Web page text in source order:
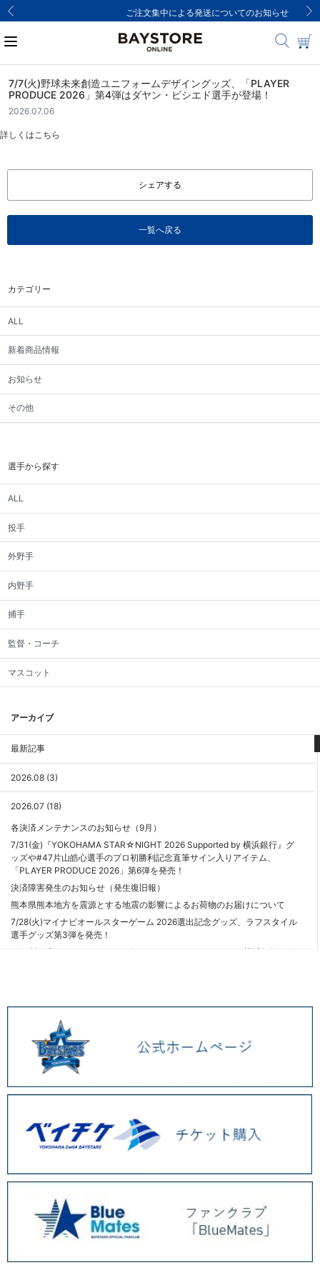
ご注文集中による発送についてのお知らせ
カテゴリー
ALL
新着商品情報
お知らせ
その他
選手から探す
ALL
投手
外野手
内野手
捕手
監督・コーチ
マスコット
アーカイブ
最新記事
2026.08 (3)
2026.07 (18)
各決済メンテナンスのお知らせ（9月）
7/31(金)『YOKOHAMA STAR☆NIGHT 2026 Supported by 横浜銀行』グ
ッズや#47片山皓心選手のプロ初勝利記念直筆サイン入りアイテム、
「PLAYER PRODUCE 2026」第6弾を発売！
決済障害発生のお知らせ（発生復旧報）
熊本県熊本地方を震源とする地震の影響によるお荷物のお届けについて
7/28(火)マイナビオールスターゲーム 2026選出記念グッズ、ラフスタイル
選手グッズ第3弾を発売！
7/24(金)『YOKOHAMA STAR☆NIGHT 2026 Supported by 横浜銀行』グ
ラボグッズ発売！
決済障害発生のお知らせ（発生復旧報）
決済障害発生のお知らせ（発生復旧報）
決済障害発生のお知らせ（発生復旧報）
7/14(火)『YOKOHAMA STAR☆NIGHT 2026 Supported by 横浜銀行』レ
決済障害発生のお知らせ（発生復旧報）
7/14(火)〜7/27(月)BAYSTORE ONLINEにてアウトレット販売を実施！
2026」第4弾はダヤン・ビシエド選手が登場！
7/2(木)アクリル選手キャップマスコット第3弾や、アクションイラストグッ
ズが登場！
7/7(火)野球未来創造ユニフォームデザイングッズ、「PLAYER
PRODUCE 2026」第4弾はダヤン・ビシエド選手が登場！
2026.07.06
詳しくはこちら
シェアする
一覧へ戻る